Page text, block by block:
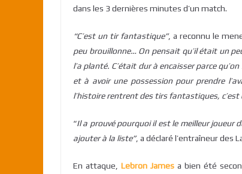
dans les 3 dernières minutes d’un match.
“C’est un tir fantastique”, a reconnu le
peu brouillonne… On pensait qu’il était un
l’a planté. C’était dur à encaisser parce
et à avoir une possession pour prendre
l’histoire rentrent des tirs fantastiques, c’est
“Il a prouvé pourquoi il est le meilleur joueur
ajouter à la liste”, a déclaré l’entraîneur des
En attaque, Lebron James a bien été